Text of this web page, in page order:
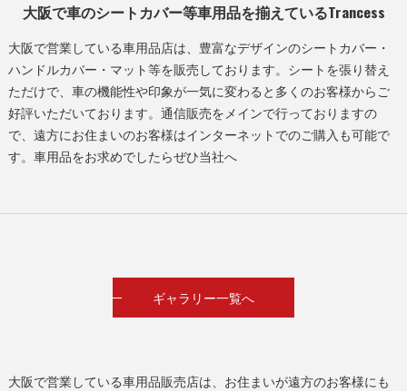
大阪で車のシートカバー等車用品を揃えているTrancess
大阪で営業している車用品店は、豊富なデザインのシートカバー・
ハンドルカバー・マット等を販売しております。シートを張り替え
ただけで、車の機能性や印象が一気に変わると多くのお客様からご
好評いただいております。通信販売をメインで行っておりますの
で、遠方にお住まいのお客様はインターネットでのご購入も可能で
す。車用品をお求めでしたらぜひ当社へ
ギャラリー一覧へ
大阪で営業している車用品販売店は、お住まいが遠方のお客様にも